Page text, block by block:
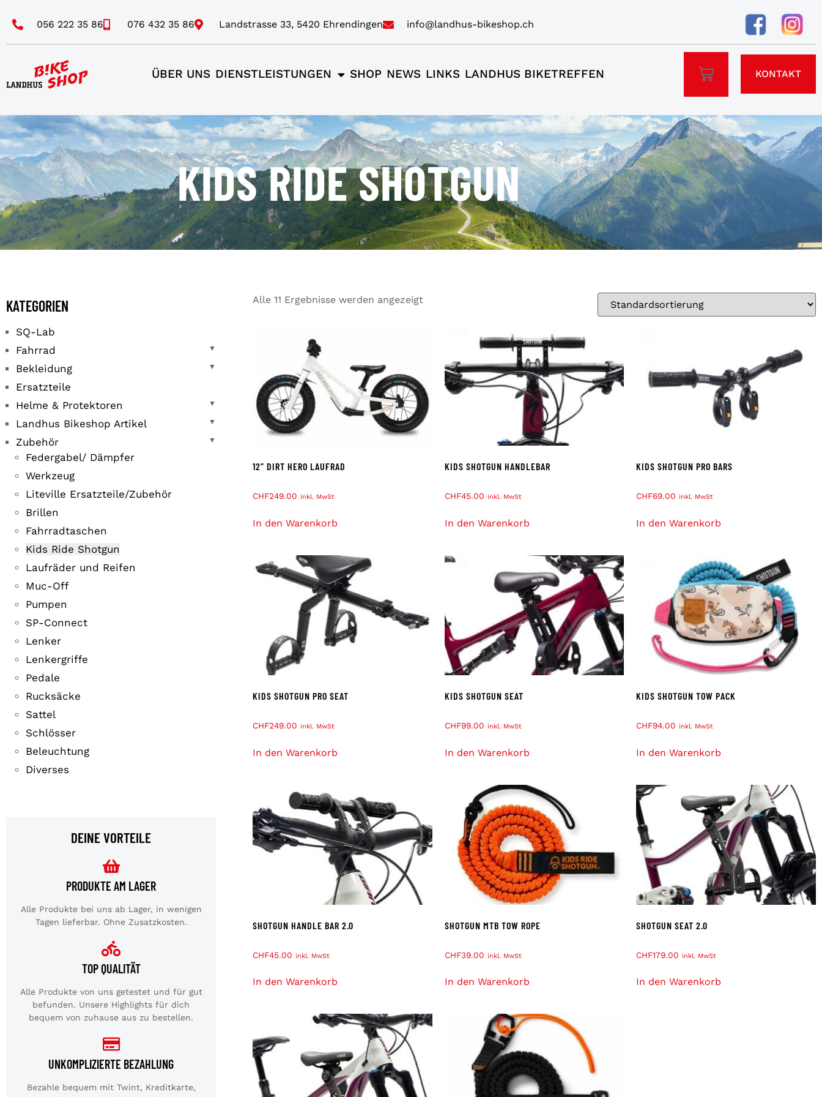
056 222 35 86 076 432 35 86 Landstrasse 33, 5420 Ehrendingen info@landhus-bikeshop.ch
ÜBER UNS DIENSTLEISTUNGEN SHOP NEWS LINKS LANDHUS BIKETREFFEN KONTAKT
KIDS RIDE SHOTGUN
KATEGORIEN
SQ-Lab
Fahrrad
▼
Bekleidung ▼
Ersatzteile
Helme & Protektoren
▼
Landhus Bikeshop Artikel ▼
Zubehör
Federgabel/ Dämpfer
Werkzeug
Liteville Ersatzteile/Zubehör
Brillen
Fahrradtaschen
Kids Ride Shotgun
Laufräder und Reifen
Muc-Off
Pumpen
SP-Connect
Lenker
Lenkergriffe
Pedale
Rucksäcke
Sattel
Schlösser
Beleuchtung
Diverses
▼
DEINE VORTEILE
PRODUKTE AM LAGER
Alle Produkte bei uns ab Lager, in wenigen
Tagen lieferbar. Ohne Zusatzkosten.
TOP QUALITÄT
Alle Produkte von uns getestet und für gut
befunden. Unsere Highlights für dich
bequem von zuhause aus zu bestellen.
UNKOMPLIZIERTE BEZAHLUNG
Bezahle bequem mit Twint, Kreditkarte,
Alle 11 Ergebnisse werden angezeigt
12” DIRT HERO LAUFRAD
CHF249.00 inkl. MwSt
In den Warenkorb
KIDS SHOTGUN HANDLEBAR
CHF45.00 inkl. MwSt
In den Warenkorb
KIDS SHOTGUN PRO BARS
CHF69.00 inkl. MwSt
In den Warenkorb
KIDS SHOTGUN PRO SEAT
CHF249.00 inkl. MwSt
In den Warenkorb
KIDS SHOTGUN SEAT
CHF99.00 inkl. MwSt
In den Warenkorb
KIDS SHOTGUN TOW PACK
CHF94.00 inkl. MwSt
In den Warenkorb
SHOTGUN HANDLE BAR 2.0
CHF45.00 inkl. MwSt
In den Warenkorb
SHOTGUN MTB TOW ROPE
CHF39.00 inkl. MwSt
In den Warenkorb
SHOTGUN SEAT 2.0
CHF179.00 inkl. MwSt
In den Warenkorb